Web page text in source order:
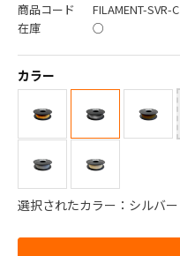
商品コード
FILAMENT-SVR-C
在庫
○
カラー
選択されたカラー：シルバー